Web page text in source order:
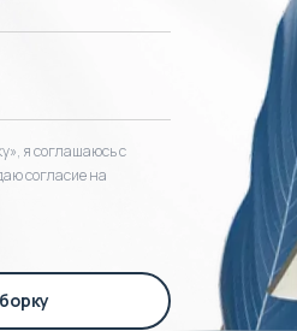
я соглашаюсь с
согласие на